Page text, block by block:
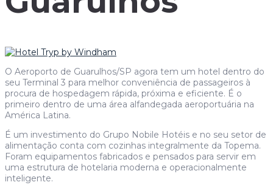
O Aeroporto de Guarulhos/SP agora tem um hotel dentro do
seu Terminal 3 para melhor conveniência de passageiros à
procura de hospedagem rápida, próxima e eficiente. É o
primeiro dentro de uma área alfandegada aeroportuária na
América Latina.
É um investimento do Grupo Nobile Hotéis e no seu setor de
alimentação conta com cozinhas integralmente da Topema.
Foram equipamentos fabricados e pensados para servir em
uma estrutura de hotelaria moderna e operacionalmente
inteligente.